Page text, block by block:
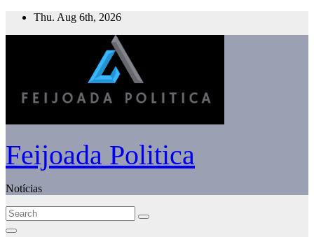
Skip
Thu. Aug 6th, 2026
Feijoada Politica
Notícias